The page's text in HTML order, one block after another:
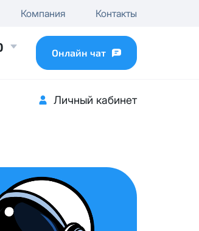
Компания Контакты
Онлайн чат
Личный кабинет
...